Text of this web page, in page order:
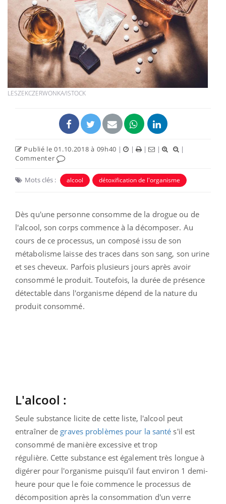
LESZEKCZERWONKA/ISTOCK
Publié le 01.10.2018 à 09h40 | | | |
|
Commenter
Mots clés : alcool détoxification de l'organisme
Dès qu'une personne consomme de la drogue ou de
l'alcool, son corps commence à la décomposer. Au
cours de ce processus, un composé issu de son
métabolisme laisse des traces dans son sang, son urine
et ses cheveux. Parfois plusieurs jours après avoir
consommé le produit. Toutefois, la durée de présence
détectable dans l'organisme dépend de la nature du
produit consommé.
L'alcool :
Seule substance licite de cette liste, l'alcool peut
entraîner de graves problèmes pour la santé s'il est
consommé de manière excessive et trop
régulière. Cette substance est également très longue à
digérer pour l'organisme puisqu'il faut environ 1 demi-
heure pour que le foie commence le processus de
décomposition après la consommation d'un verre